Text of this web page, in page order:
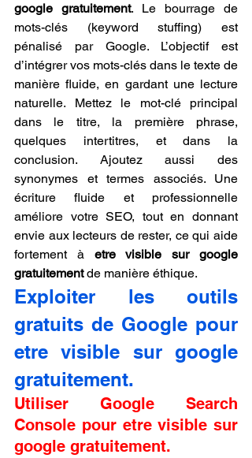
google gratuitement. Le bourrage de
mots-clés (keyword stuffing) est
pénalisé par Google. L’objectif est
d’intégrer vos mots-clés dans le texte de
manière fluide, en gardant une lecture
naturelle. Mettez le mot-clé principal
dans le titre, la première phrase,
quelques intertitres, et dans la
conclusion. Ajoutez aussi des
synonymes et termes associés. Une
écriture fluide et professionnelle
améliore votre SEO, tout en donnant
envie aux lecteurs de rester, ce qui aide
fortement à etre visible sur google
gratuitement de manière éthique.
Exploiter les outils
gratuits de Google pour
etre visible sur google
gratuitement.
Utiliser Google Search
Console pour etre visible sur
google gratuitement.